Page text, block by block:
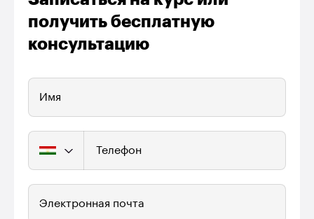
получить бесплатную
консультацию
Имя
Телефон
Электронная почта